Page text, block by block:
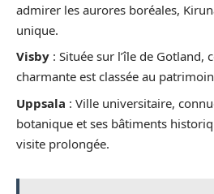
admirer les aurores boréales,
unique.
Visby : Située sur l’île de Gotland,
charmante est classée au
Uppsala : Ville universitaire,
botanique et ses bâtiments
visite prolongée.